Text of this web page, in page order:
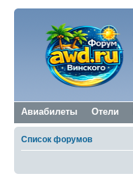
Авиабилеты Отели
Список форумов